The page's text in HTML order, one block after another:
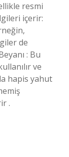
resmi
içerir:
de
: Bu
ve
hapis yahut
.